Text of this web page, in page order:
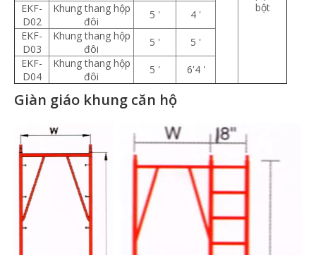
bột
EKF-
D02
Khung thang hộp
đôi
5 '
4 '
EKF-
D03
Khung thang hộp
đôi
5 '
5 '
EKF-
D04
Khung thang hộp
đôi
5 ' 6'4 '
Giàn giáo khung căn hộ